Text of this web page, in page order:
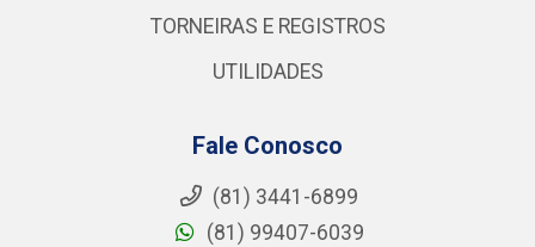
TORNEIRAS E REGISTROS
UTILIDADES
Fale Conosco
(81) 3441-6899
(81) 99407-6039